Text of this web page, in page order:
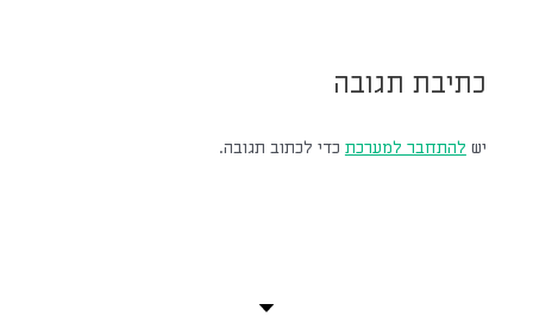
כתיבת תגובה
יש להתחבר למערכת כדי לכתוב תגובה.